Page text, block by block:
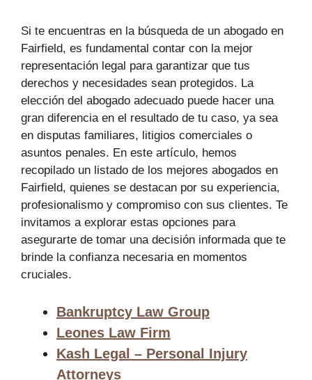
Si te encuentras en la búsqueda de un abogado en
Fairfield, es fundamental contar con la mejor
representación legal para garantizar que tus
derechos y necesidades sean protegidos. La
elección del abogado adecuado puede hacer una
gran diferencia en el resultado de tu caso, ya sea
en disputas familiares, litigios comerciales o
asuntos penales. En este artículo, hemos
recopilado un listado de los mejores abogados en
Fairfield, quienes se destacan por su experiencia,
profesionalismo y compromiso con sus clientes. Te
invitamos a explorar estas opciones para
asegurarte de tomar una decisión informada que te
brinde la confianza necesaria en momentos
cruciales.
Bankruptcy Law Group
Leones Law Firm
Kash Legal – Personal Injury
Attorneys